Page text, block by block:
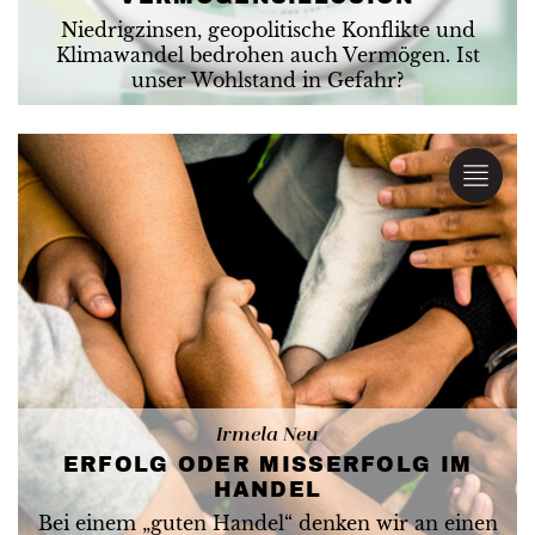
Niedrigzinsen, geopolitische Konflikte und
Klimawandel bedrohen auch Vermögen. Ist
unser Wohlstand in Gefahr?
Irmela Neu
ERFOLG ODER MISSERFOLG IM
HANDEL
Bei einem „guten Handel“ denken wir an einen